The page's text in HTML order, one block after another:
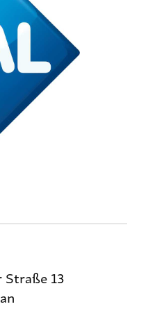
13